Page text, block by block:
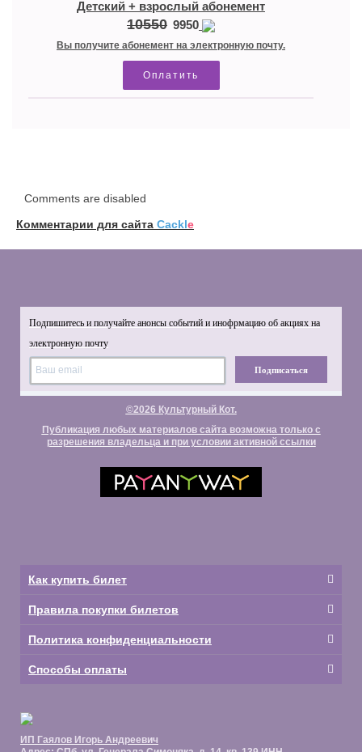
Детский + взрослый абонемент
10550 9950
Вы получите абонемент на электронную почту.
Оплатить
Comments are disabled
Комментарии для сайта Cackle
Подпишитесь и получайте анонсы событий и инофрмацию об акциях на
электронную почту
Подписаться
©2026 Культурный Кот.
Публикация любых материалов сайта возможна только с
разрешения владельца и при условии активной ссылки
Как купить билет
Правила покупки билетов
Политика конфиденциальности
Способы оплаты
ИП Гаялов Игорь Андреевич